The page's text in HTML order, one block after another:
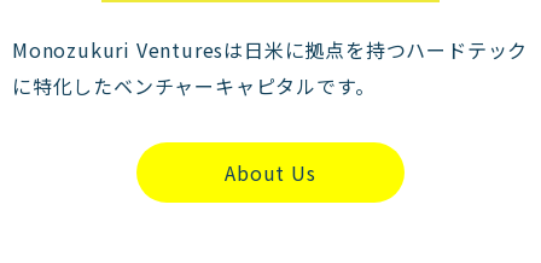
Monozukuri Venturesは日米に拠点を持つハードテック
に特化したベンチャーキャピタルです。
About Us